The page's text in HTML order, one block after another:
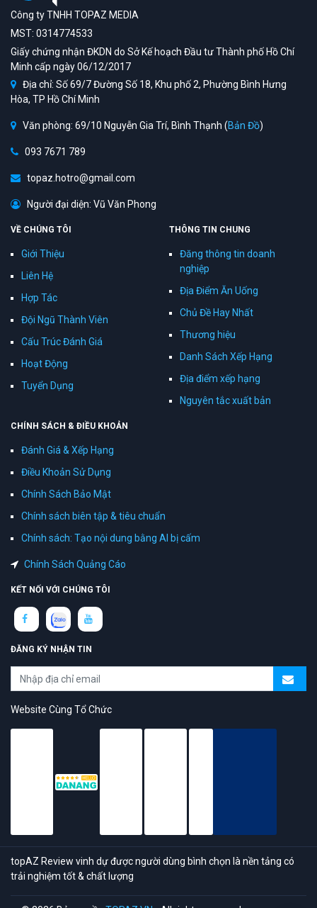
Công ty TNHH TOPAZ MEDIA
MST: 0314774533
Giấy chứng nhận ĐKDN do Sở Kế hoạch Đầu tư Thành phố Hồ Chí
Minh cấp ngày 06/12/2017
Địa chỉ: Số 69/7 Đường Số 18, Khu phố 2, Phường Bình Hưng
Hòa, TP Hồ Chí Minh
Văn phòng: 69/10 Nguyễn Gia Trí, Bình Thạnh (Bản Đồ)
093 7671 789
topaz.hotro@gmail.com
Người đại diện: Vũ Văn Phong
VỀ CHÚNG TÔI
Giới Thiệu
Liên Hệ
Hợp Tác
Đội Ngũ Thành Viên
Cấu Trúc Đánh Giá
Hoạt Động
Tuyển Dụng
THÔNG TIN CHUNG
Đăng thông tin doanh
nghiệp
Địa Điểm Ăn Uống
Chủ Đề Hay Nhất
Thương hiệu
Danh Sách Xếp Hạng
Địa điểm xếp hạng
Nguyên tắc xuất bản
CHÍNH SÁCH & ĐIỀU KHOẢN
Đánh Giá & Xếp Hạng
Điều Khoản Sử Dụng
Chính Sách Bảo Mật
Chính sách biên tập & tiêu chuẩn
Chính sách: Tạo nội dung bằng AI bị cấm
Chính Sách Quảng Cáo
KẾT NỐI VỚI CHÚNG TÔI
ĐĂNG KÝ NHẬN TIN
Website Cùng Tổ Chức
topAZ Review vinh dự được người dùng bình chọn là nền tảng có
trải nghiệm tốt & chất lượng